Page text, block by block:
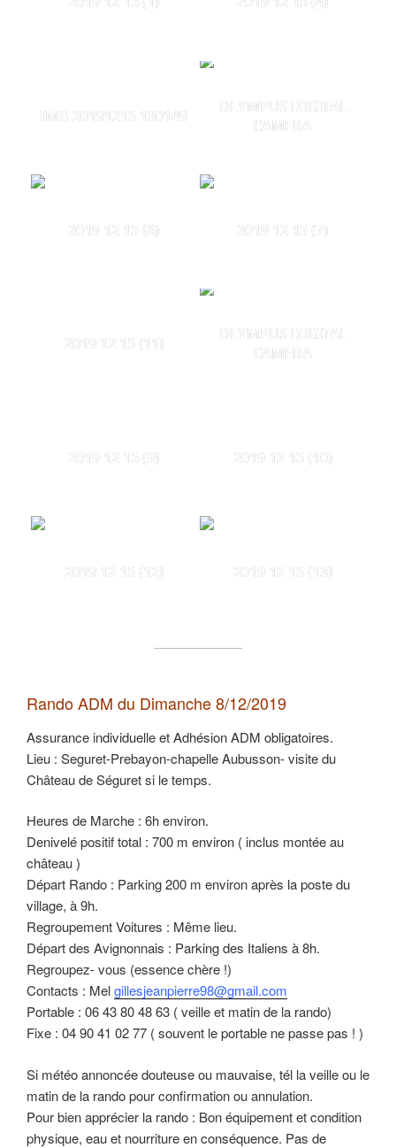
IMG 20191215 130149
OLYMPUS DIGITAL
CAMERA
2019 12 15 (8) 2019 12 15 (7)
2019 12 15 (11)
OLYMPUS DIGITAL
CAMERA
2019 12 15 (9) 2019 12 15 (10)
2019 12 15 (12) 2019 12 15 (13)
Rando ADM du Dimanche 8/12/2019
Assurance individuelle et Adhésion ADM obligatoires.
Lieu : Seguret-Prebayon-chapelle Aubusson- visite du
Château de Séguret si le temps.
Heures de Marche : 6h environ.
Denivelé positif total : 700 m environ ( inclus montée au
château )
Départ Rando : Parking 200 m environ après la poste du
village, à 9h.
Regroupement Voitures : Même lieu.
Départ des Avignonnais : Parking des Italiens à 8h.
Regroupez- vous (essence chère !)
Contacts : Melgillesjeanpierre98@gmail.com
Portable : 06 43 80 48 63 ( veille et matin de la rando)
Fixe : 04 90 41 02 77 ( souvent le portable ne passe pas ! )
Si météo annoncée douteuse ou mauvaise, tél la veille ou le
matin de la rando pour confirmation ou annulation.
Pour bien apprécier la rando : Bon équipement et condition
physique, eau et nourriture en conséquence. Pas de